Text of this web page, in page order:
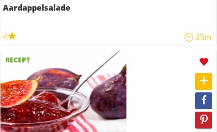
Aardappelsalade
4 25m
RECEPT